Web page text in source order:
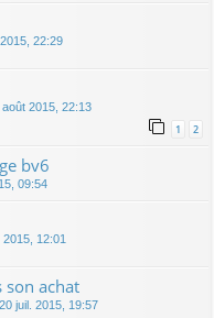
22:29
août 2015, 22:13
1 2
bv6
09:54
2015, 12:01
son achat
20 juil. 2015, 19:57